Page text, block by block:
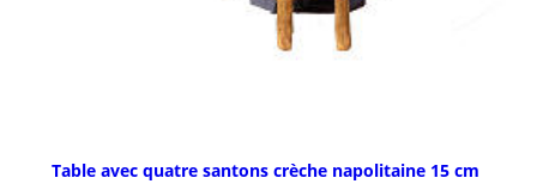
Table avec quatre santons crèche napolitaine 15 cm